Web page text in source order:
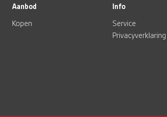
Aanbod
Kopen
Info
Service
Privacyverklaring